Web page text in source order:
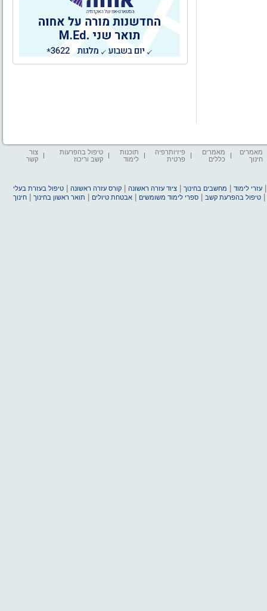
מאמרים
חינוך
מאמרים
כללים
פיזיותרפיה
פרטית
תוכנות
לימוד
טיפול בהפרעות
קשב וריכוז
צור
קשר
עזרי לימוד מחשבים בחינוך |ציוד עזרה ראשונה |קורס עזרה ראשונה |טיפול בעזרת בעלי
|טיפול בהפרעת קשב |ספרי לימוד משומשים |אבטחת טיולים תואר ראשון בחינוך |חינוך